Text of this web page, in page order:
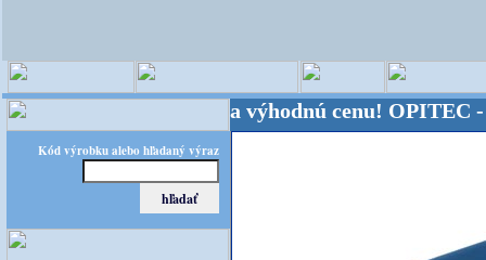
Kód výrobku alebo hľadaný výraz
- Kvalita za výhodnú cenu! OPITEC -